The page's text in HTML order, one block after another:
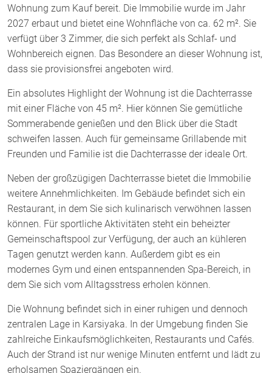
Wohnung zum Kauf bereit. Die Immobilie wurde im Jahr
2027 erbaut und bietet eine Wohnfläche von ca. 62 m². Sie
verfügt über 3 Zimmer, die sich perfekt als Schlaf- und
Wohnbereich eignen. Das Besondere an dieser Wohnung ist,
dass sie provisionsfrei angeboten wird.
Ein absolutes Highlight der Wohnung ist die Dachterrasse
mit einer Fläche von 45 m². Hier können Sie gemütliche
Sommerabende genießen und den Blick über die Stadt
schweifen lassen. Auch für gemeinsame Grillabende mit
Freunden und Familie ist die Dachterrasse der ideale Ort.
Neben der großzügigen Dachterrasse bietet die Immobilie
weitere Annehmlichkeiten. Im Gebäude befindet sich ein
Restaurant, in dem Sie sich kulinarisch verwöhnen lassen
können. Für sportliche Aktivitäten steht ein beheizter
Gemeinschaftspool zur Verfügung, der auch an kühleren
Tagen genutzt werden kann. Außerdem gibt es ein
modernes Gym und einen entspannenden Spa-Bereich, in
dem Sie sich vom Alltagsstress erholen können.
Die Wohnung befindet sich in einer ruhigen und dennoch
zentralen Lage in Karsiyaka. In der Umgebung finden Sie
zahlreiche Einkaufsmöglichkeiten, Restaurants und Cafés.
Auch der Strand ist nur wenige Minuten entfernt und lädt zu
erholsamen Spaziergängen ein.